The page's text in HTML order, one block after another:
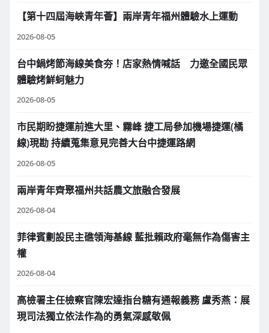
【第十四屆海峽青年薈】兩岸青年福州體驗水上運動
2026-08-05
台中鍋烤節海線美食夯！店家熱情喊話 力邀全國民眾
體驗烤鮮蚵魅力
2026-08-05
市民期盼捷運前進大里、霧峰 捷工局參加機場捷運(橘
線)現勘 持續蒐集意見完善大台中捷運路網
2026-08-05
兩岸青年齊聚福州共話農文旅融合發展
2026-08-04
菲律賓劃設民主礁領海基線 藍批賴政府毫無作為傷害主
權
2026-08-04
高檢署主任檢察官陳宏達指台糖有通報義務 盧秀燕：展
現司法獨立依法作為的勇氣深感敬佩